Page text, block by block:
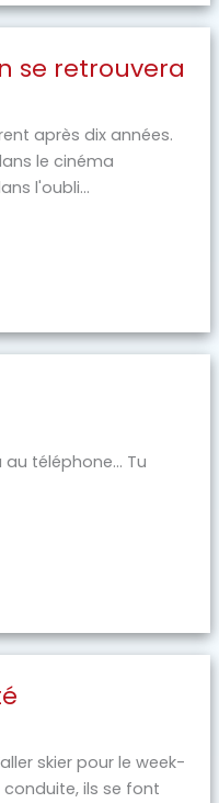
se retrouvera
après dix années.
le cinéma
l'oubli...
téléphone... Tu
skier pour le week-
ils se font